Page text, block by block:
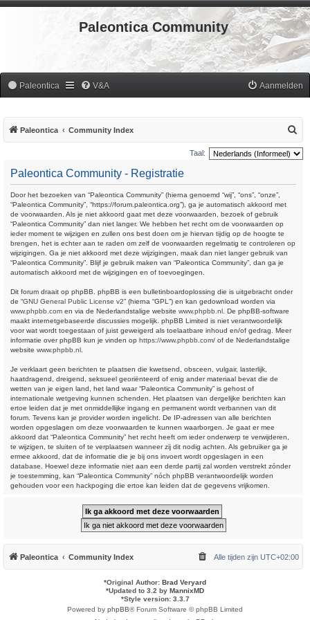
Paleontica Community
Paleontica V&A Aanmelden
Paleontica Community Index
o
e
Taal:
Paleontica Community - Registratie
Door het bezoeken van “Paleontica Community” (hierna genoemd “wij”, “ons”, “onze”,
“Paleontica Community”, “https://forum.paleontica.org”), ga je automatisch akkoord met
de voorwaarden. Als je niet akkoord gaat met deze voorwaarden, bezoek of gebruik
“Paleontica Community” dan niet langer. We hebben het recht om de voorwaarden op
ieder moment te wijzigen en zullen ons best doen om je hiervan tijdig op de hoogte te
brengen, het is echter aan te raden om zelf de voorwaarden regelmatig te controleren op
wijzigingen. Ga je niet akkoord met deze wijzigingen, maak dan niet langer gebruik van
“Paleontica Community”. Blijf je gebruik maken van “Paleontica Community”, dan ga je
automatisch akkoord met de wijzigingen en of toevoegingen.
Dit forum draait op phpBB. phpBB is een bulletinboardoplossing die is uitgebracht onder
de “GNU General Public License v2” (hierna “GPL”) en kan gedownload worden via
www.phpbb.com en via de Nederlandstalige website www.phpbb.nl . De phpBB-software
maakt internetgebaseerde discussies mogelijk. phpBB Limited is niet verantwoordelijk
voor wat wordt toegestaan of juist geweigerd als toelaatbare inhoud en/of gedrag. Meer
informatie over phpBB kun je vinden op https://www.phpbb.com/ of de Nederlandstalige
website www.phpbb.nl
Je verklaart geen berichten te plaatsen die kwetsend, obsceen, vulgair, lasterlijk,
haatdragend, dreigend, seksueel georiënteerd of enig ander materiaal bevat die de
wetten van je eigen land, het land waar “Paleontica Community” is gehost of
internationale wetgeving kunnen schenden. Het plaatsen van dergelijke berichten kan
ertoe leiden dat je met onmiddellijke ingang en permanent wordt verbannen van dit
forum. Tevens kan je provider worden ingelicht. De IP-adressen van alle berichten
worden opgeslagen om deze voorwaarden te kunnen waarborgen. Je gaat er mee
akkoord dat “Paleontica Community” het recht heeft om ieder onderwerp te verwijderen,
te wijzigen, te sluiten of te verplaatsen wanneer zij dit nodig achten. Als gebruiker ga je
ermee akkoord, dat de informatie die je bij ons invoert wordt opgeslagen in een
database. Hoewel deze informatie niet aan een derde partij zal worden verstrekt zónder
je toestemming, kan “Paleontica Community” nóch phpBB verantwoordelijk worden
gehouden voor een hackpoging die ertoe kan leiden dat de gegevens vrijkomen.
Paleontica Community Index Alle tijden zijn UTC+02:00
*Original Author: Brad Veryard
*Updated to 3.2 by MannixMD
*Style version: 3.3.7
Powered by phpBB® Forum Software © phpBB Limited